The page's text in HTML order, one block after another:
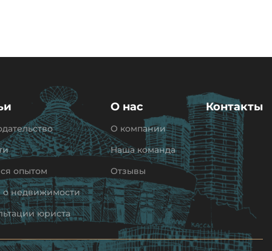
опытом
о недвижимости
юриста
О нас
О компании
Наша команда
Отзывы
Контакты